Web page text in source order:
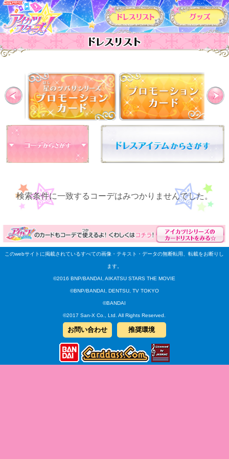
カードリスト
Previous
検索条件に一致するコーデはみつかりませんでした。
このwebサイトに掲載されているすべての画像・テキスト・データの無断転用、転載をお断りし
ます。
©2016 BNP/BANDAI, AIKATSU STARS THE MOVIE
©BNP/BANDAI, DENTSU, TV TOKYO
©BANDAI
©2017 San-X Co., Ltd. All Rights Reserved.
お問い合わせ 推奨環境